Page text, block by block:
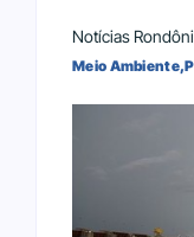
Notícias
Meio Ambiente,